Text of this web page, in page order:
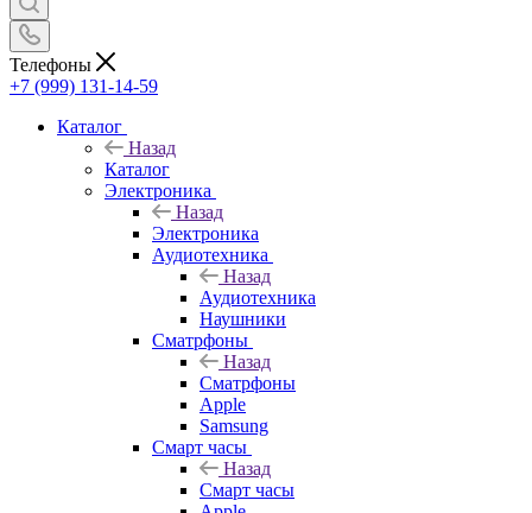
Телефоны
+7 (999) 131-14-59
Каталог
Назад
Каталог
Электроника
Назад
Электроника
Аудиотехника
Назад
Аудиотехника
Наушники
Сматрфоны
Назад
Сматрфоны
Apple
Samsung
Смарт часы
Назад
Смарт часы